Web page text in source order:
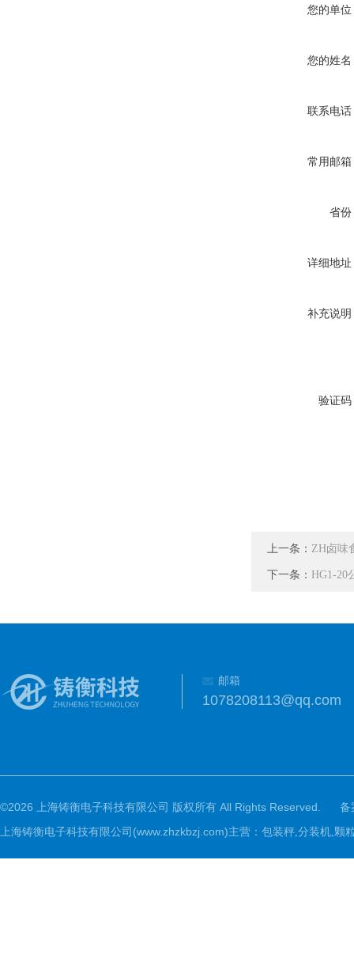
您的单位
您的姓名
联系电话
常用邮箱
省份
详细地址
补充说明
验证码
上一条： ZH卤味
下一条： HG1-20
邮箱
1078208113@qq.com
©2026 上海铸衡电子科技有限公司 版权所有 All Rights Reserved.
备
上海铸衡电子科技有限公司(www.zhzkbzj.com)主营： 包装秤,分装机,颗